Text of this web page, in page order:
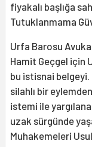
fiyakalı başlığa
Tutuklanmama
Urfa Barosu
Hamit Geçgel için
bu istisnai belgeyi.
silahlı bir
istemi ile
uzak sürgünde
Muhakemeleri